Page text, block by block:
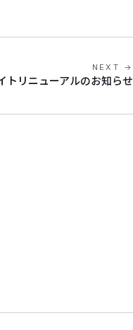
NEXT →
トリニューアルのお知らせ